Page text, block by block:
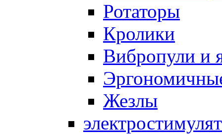
Ротаторы
Кролики
Вибропули и
Жезлы